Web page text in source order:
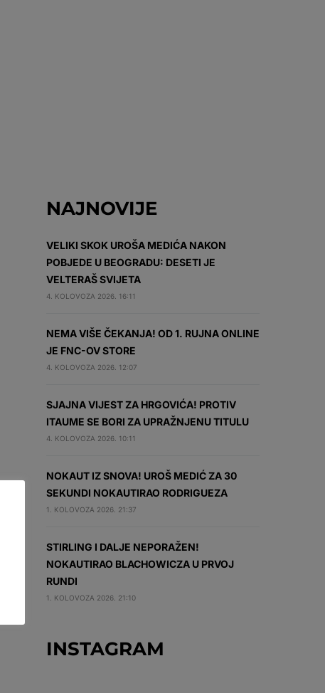
NAJNOVIJE
VELIKI SKOK UROŠA MEDIĆA NAKON
POBJEDE U BEOGRADU: DESETI JE
VELTERAŠ SVIJETA
4. KOLOVOZA 2026. 16:11
NEMA VIŠE ČEKANJA! OD 1. RUJNA ONLINE
JE FNC-OV STORE
4. KOLOVOZA 2026. 12:07
SJAJNA VIJEST ZA HRGOVIĆA! PROTIV
ITAUME SE BORI ZA UPRAŽNJENU TITULU
4. KOLOVOZA 2026. 10:11
NOKAUT IZ SNOVA! UROŠ MEDIĆ ZA 30
SEKUNDI NOKAUTIRAO RODRIGUEZA
1. KOLOVOZA 2026. 21:37
STIRLING I DALJE NEPORAŽEN!
NOKAUTIRAO BLACHOWICZA U PRVOJ
RUNDI
1. KOLOVOZA 2026. 21:10
INSTAGRAM